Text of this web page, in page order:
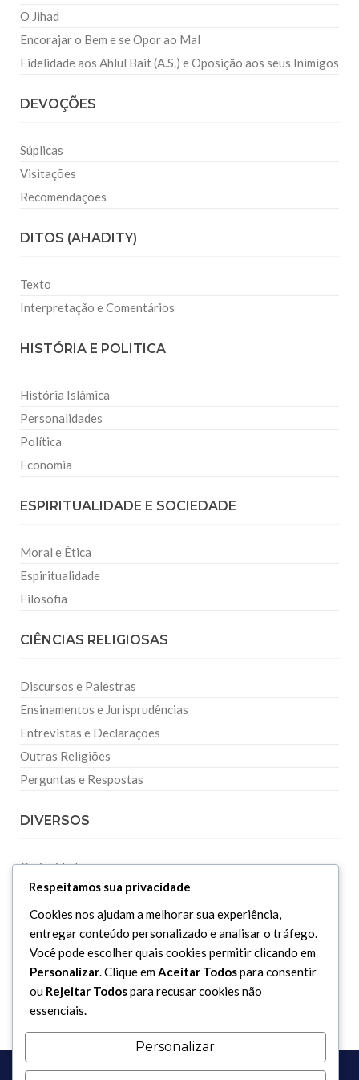
O Jihad
Encorajar o Bem e se Opor ao Mal
Fidelidade aos Ahlul Bait (A.S.) e Oposição aos seus Inimigos
DEVOÇÕES
Súplicas
Visitações
Recomendações
DITOS (AHADITY)
Texto
Interpretação e Comentários
HISTÓRIA E POLITICA
História Islâmica
Personalidades
Política
Economia
ESPIRITUALIDADE E SOCIEDADE
Moral e Ética
Espiritualidade
Filosofia
CIÊNCIAS RELIGIOSAS
Discursos e Palestras
Ensinamentos e Jurisprudências
Entrevistas e Declarações
Outras Religiões
Perguntas e Respostas
DIVERSOS
Curiosidades
Dicionário Islâmico
Downloads
Respeitamos sua privacidade
Cookies nos ajudam a melhorar sua experiência,
entregar conteúdo personalizado e analisar o tráfego.
Você pode escolher quais cookies permitir clicando em
Personalizar. Clique emAceitar Todospara consentir
ou Rejeitar Todospara recusar cookies não
essenciais.
Personalizar